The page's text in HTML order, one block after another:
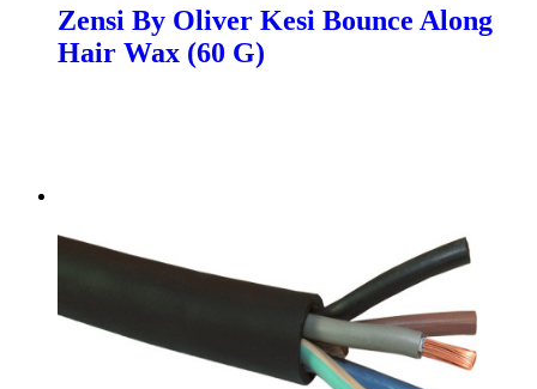
Zensi By Oliver Kesi Bounce Along
Hair Wax (60 G)